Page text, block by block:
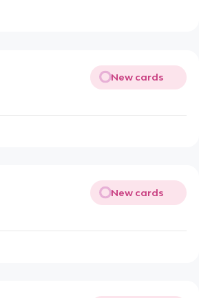
New cards
New cards